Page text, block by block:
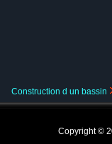
Construction d un bassin
Copyright ©